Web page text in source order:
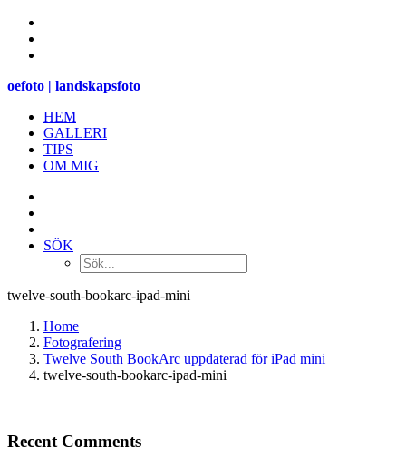
oefoto | landskapsfoto
HEM
GALLERI
TIPS
OM MIG
SÖK
twelve-south-bookarc-ipad-mini
Home
Fotografering
Twelve South BookArc uppdaterad för iPad mini
twelve-south-bookarc-ipad-mini
Recent Comments